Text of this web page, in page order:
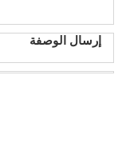
إرسال الوصفة